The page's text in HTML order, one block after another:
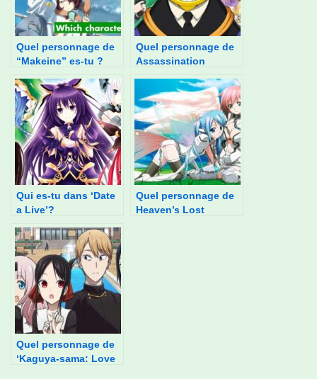
Quel personnage de
“Makeine” es-tu ?
Quel personnage de
Assassination
Qui es-tu dans ‘Date
a Live’?
Quel personnage de
Heaven’s Lost
Quel personnage de
‘Kaguya-sama: Love